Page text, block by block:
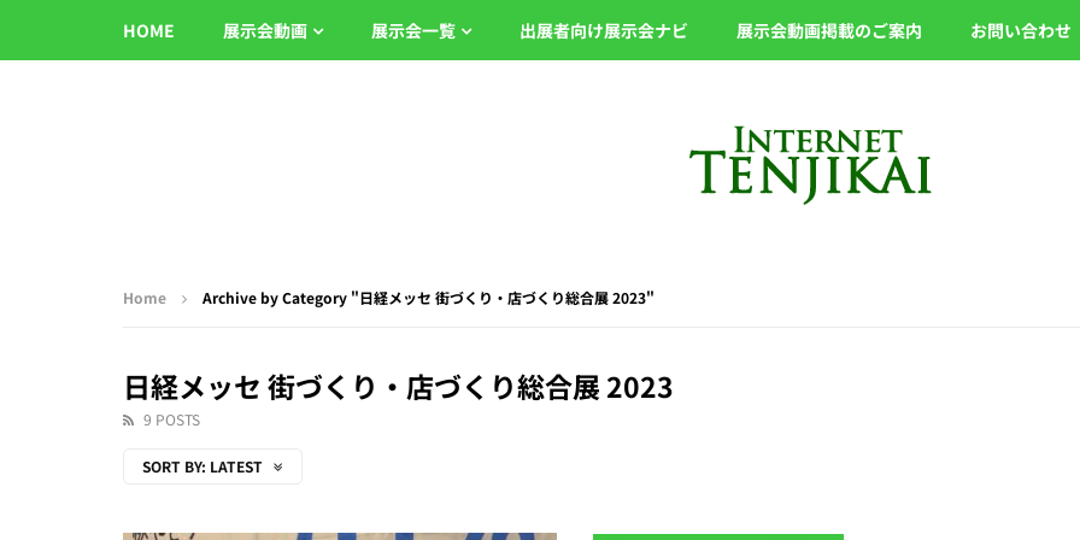
HOME 展示会動画 展示会一覧 出展者向け展示会ナビ 展示会動画掲載のご案内 お問い合わせ
Home Archive by Category "日経メッセ 街づくり・店づくり総合展 2023"
日経メッセ 街づくり・店づくり総合展 2023
9 POSTS
SORT BY: LATEST